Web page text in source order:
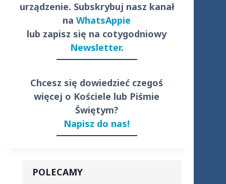
urządzenie. Subskrybuj nasz kanał
naWhatsAppie
lub zapisz się na cotygodniowy
Newsletter.
Chcesz się dowiedzieć czegoś
więcej o Kościele lub Piśmie
Świętym?
Napisz do nas!
POLECAMY